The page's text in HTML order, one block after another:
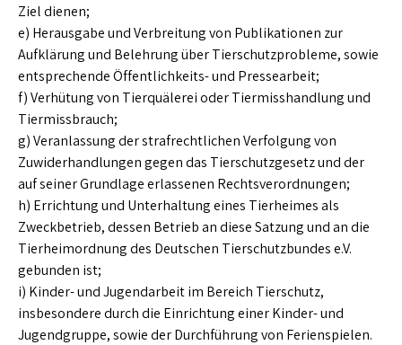
Ziel dienen;
e) Herausgabe und Verbreitung von Publikationen zur
Aufklärung und Belehrung über Tierschutzprobleme, sowie
entsprechende Öffentlichkeits- und Pressearbeit;
f) Verhütung von Tierquälerei oder Tiermisshandlung und
Tiermissbrauch;
g) Veranlassung der strafrechtlichen Verfolgung von
Zuwiderhandlungen gegen das Tierschutzgesetz und der
auf seiner Grundlage erlassenen Rechtsverordnungen;
h) Errichtung und Unterhaltung eines Tierheimes als
Zweckbetrieb, dessen Betrieb an diese Satzung und an die
Tierheimordnung des Deutschen Tierschutzbundes e.V.
gebunden ist;
i) Kinder- und Jugendarbeit im Bereich Tierschutz,
insbesondere durch die Einrichtung einer Kinder- und
Jugendgruppe, sowie der Durchführung von Ferienspielen.